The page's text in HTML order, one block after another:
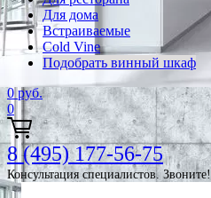
Для дома
Встраиваемые
Cold Vine
Подобрать винный шкаф
0 руб.
0
8 (495) 177-56-75
Консультация специалистов. Звоните!